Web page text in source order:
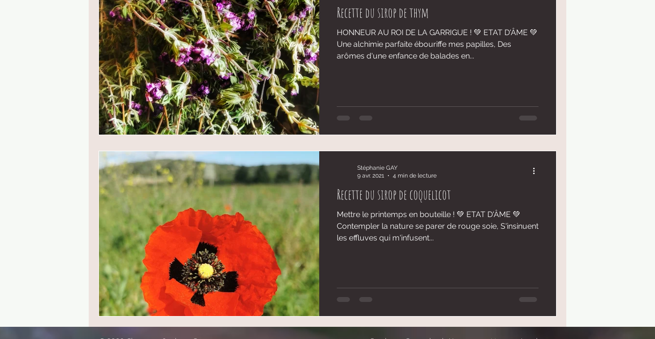
Recette du sirop de thym
HONNEUR AU ROI DE LA GARRIGUE ! 💚 ETAT D'ÂME 💚
Une alchimie parfaite ébouriffe mes papilles, Des
arômes d'une enfance de balades en...
Recette du sirop de coquelicot
Mettre le printemps en bouteille ! 💚 ETAT D'ÂME 💚
Contempler la nature se parer de rouge soie, S'insinuent
les effluves qui m'infusent...
Stéphanie GAY
9 avr. 2021
4 min de lecture